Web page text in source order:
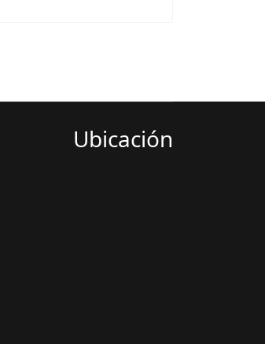
Ubicación